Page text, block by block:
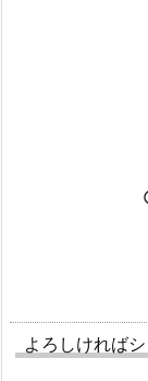
よろしければ